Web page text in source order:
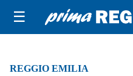
☰
REGGIO EMILIA